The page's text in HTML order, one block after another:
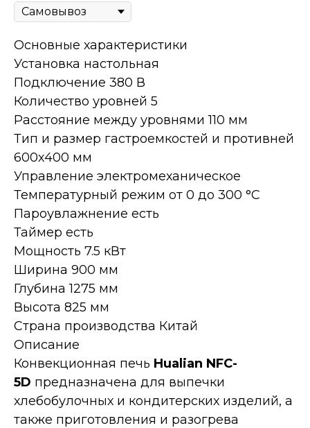
Основные характеристики
Установка настольная
Подключение 380 В
Количество уровней 5
Расстояние между уровнями 110 мм
Тип и размер гастроемкостей и противней
600х400 мм
Управление электромеханическое
Температурный режим от 0 до 300 °С
Пароувлажнение есть
Таймер есть
Мощность 7.5 кВт
Ширина 900 мм
Глубина 1275 мм
Высота 825 мм
Страна производства Китай
Описание
Конвекционная печь Hualian NFC-
5D предназначена для выпечки
хлебобулочных и кондитерских изделий, а
также приготовления и разогрева